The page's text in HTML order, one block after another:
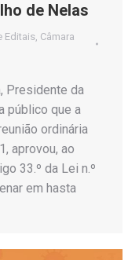
de Nelas
Editais, Câmara
Presidente da
público que a
ordinária
aprovou, ao
33.º da Lei n.º
em hasta